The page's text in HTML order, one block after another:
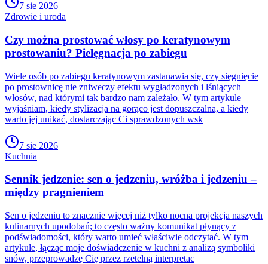
7 sie 2026
Zdrowie i uroda
Czy można prostować włosy po keratynowym
prostowaniu? Pielęgnacja po zabiegu
Wiele osób po zabiegu keratynowym zastanawia się, czy sięgnięcie
po prostownicę nie zniweczy efektu wygładzonych i lśniących
włosów, nad którymi tak bardzo nam zależało. W tym artykule
wyjaśniam, kiedy stylizacja na gorąco jest dopuszczalna, a kiedy
warto jej unikać, dostarczając Ci sprawdzonych wsk
7 sie 2026
Kuchnia
Sennik jedzenie: sen o jedzeniu, wróżba i jedzeniu –
między pragnieniem
Sen o jedzeniu to znacznie więcej niż tylko nocna projekcja naszych
kulinarnych upodobań; to często ważny komunikat płynący z
podświadomości, który warto umieć właściwie odczytać. W tym
artykule, łącząc moje doświadczenie w kuchni z analizą symboliki
snów, przeprowadzę Cię przez rzetelną interpretac